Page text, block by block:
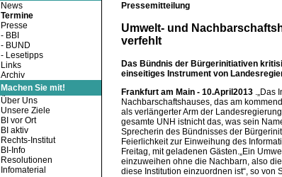
News
Termine
Presse
- BBI
- BUND
- Lesetipps
Links
Archiv
Machen Sie mit!
Über Uns
Unsere Ziele
BI vor Ort
BI aktiv
Rechts-Institut
BI-Info
Resolutionen
Infomaterial
Pressemitteilung
Umwelt- und
verfehlt
Das Bündnis der Bürgerinitiativen
einseitiges Instrument von
Frankfurt am Main - 10.April2013 .„Das
Nachbarschaftshauses, das am
als verlängerter Arm der
gesamte UNH istnicht das, was sein
Sprecherin des Bündnisses der
Feierlichkeit zur Einweihung des
Freitag, mit geladenen Gästen.„Ein
einzuweihen ohne die Nachbarn, also
diese Institution einzuordnen ist“, so von